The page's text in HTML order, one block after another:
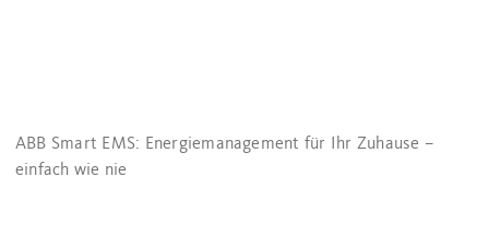
ABB Smart EMS: Energiemanagement für Ihr Zuhause –
einfach wie nie